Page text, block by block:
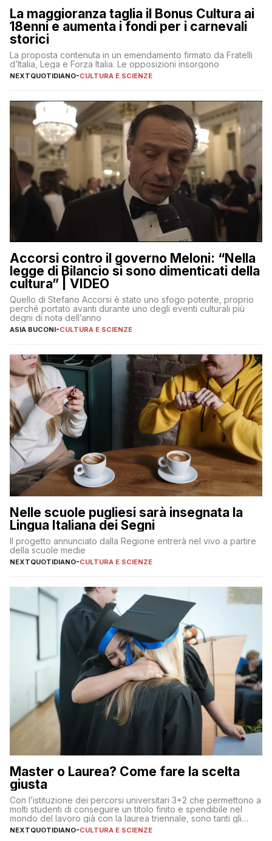
La maggioranza taglia il Bonus Cultura ai
18enni e aumenta i fondi per i carnevali
storici
La proposta contenuta in un emendamento firmato da Fratelli
d’Italia, Lega e Forza Italia. Le opposizioni insorgono
NEXTQUOTIDIANO-CULTURA E SCIENZE
Accorsi contro il governo Meloni: “Nella
legge di Bilancio si sono dimenticati della
cultura” | VIDEO
Quello di Stefano Accorsi è stato uno sfogo potente, proprio
perché portato avanti durante uno degli eventi culturali più
degni di nota dell’anno
ASIA BUCONI-CULTURA E SCIENZE
Nelle scuole pugliesi sarà insegnata la
Lingua Italiana dei Segni
Il progetto annunciato dalla Regione entrerà nel vivo a partire
della scuole medie
NEXTQUOTIDIANO-CULTURA E SCIENZE
Master o Laurea? Come fare la scelta
giusta
Con l’istituzione dei percorsi universitari 3+2 che permettono a
molti studenti di conseguire un titolo finito e spendibile nel
mondo del lavoro già con la laurea triennale, sono tanti gli
interrogativi che si pongono gli studenti una volta raggiunto
l’obiettivo di primo livello
NEXTQUOTIDIANO-CULTURA E SCIENZE